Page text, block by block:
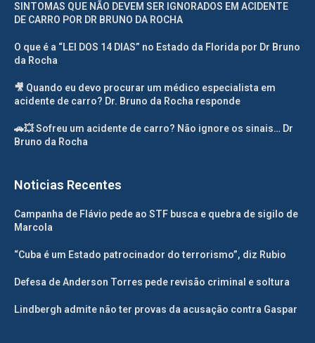
SINTOMAS QUE NÃO DEVEM SER IGNORADOS EM ACIDENTE
DE CARRO POR DR BRUNO DA ROCHA
O que é a “LEI DOS 14 DIAS” no Estado da Florida por Dr Bruno
da Rocha
🎥 Quando eu devo procurar um médico especialista em
acidente de carro? Dr. Bruno da Rocha responde
🚗💥 Sofreu um acidente de carro? Não ignore os sinais… Dr
Bruno da Rocha
Noticias Recentes
Campanha de Flávio pede ao STF busca e quebra de sigilo de
Marcola
“Cuba é um Estado patrocinador do terrorismo”, diz Rubio
Defesa de Anderson Torres pede revisão criminal e soltura
Lindbergh admite não ter provas da acusação contra Gaspar